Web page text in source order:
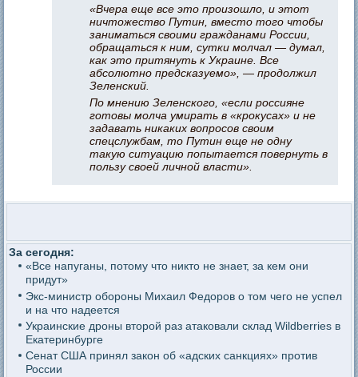
«Вчера еще все это произошло, и этот
ничтожество Путин, вместо того чтобы
заниматься своими гражданами России,
обращаться к ним, сутки молчал — думал,
как это притянуть к Украине. Все
абсолютно предсказуемо», — продолжил
Зеленский.
По мнению Зеленского, «если россияне
готовы молча умирать в «крокусах» и не
задавать никаких вопросов своим
спецслужбам, то Путин еще не одну
такую ситуацию попытается повернуть в
пользу своей личной власти».
За сегодня:
«Все напуганы, потому что никто не знает, за кем они
придут»
Экс-министр обороны Михаил Федоров о том чего не успел
и на что надеется
Украинские дроны второй раз атаковали склад Wildberries в
Екатеринбурге
Сенат США принял закон об «адских санкциях» против
России